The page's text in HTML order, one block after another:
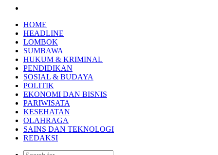
HOME
HEADLINE
LOMBOK
SUMBAWA
HUKUM & KRIMINAL
PENDIDIKAN
SOSIAL & BUDAYA
POLITIK
EKONOMI DAN BISNIS
PARIWISATA
KESEHATAN
OLAHRAGA
SAINS DAN TEKNOLOGI
REDAKSI